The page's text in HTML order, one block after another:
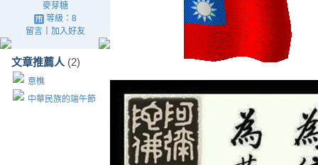
麥芽糖
等級：8
留言｜ 加入好友
文章推薦人 (2)
意樵
中華民族的端午節